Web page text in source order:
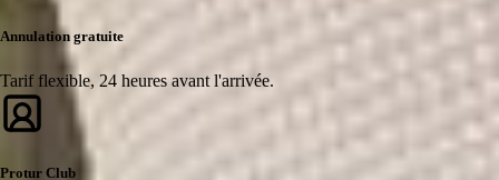
Annulation gratuite
Tarif flexible, 24 heures avant l'arrivée.
Protur Club